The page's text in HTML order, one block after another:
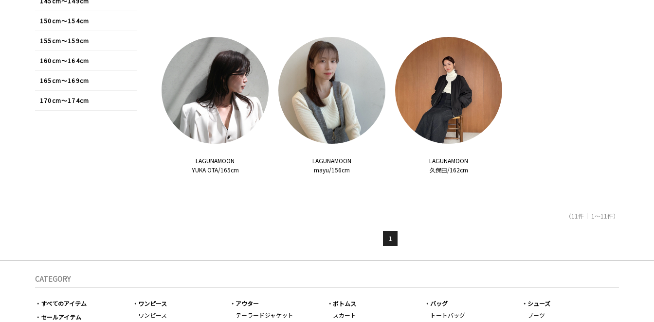
LAGUNAMOON
YUKA OTA/165cm
LAGUNAMOON
mayu/156cm
LAGUNAMOON
久保田/162cm
（11件｜ 1～11件）
1
150cm〜154cm
155cm〜159cm
160cm〜164cm
165cm〜169cm
170cm〜174cm
CATEGORY
すべてのアイテム
セールアイテム
ワンピース
ワンピース
アウター
テーラードジャケット
ボトムス
スカート
バッグ
トートバッグ
シューズ
ブーツ